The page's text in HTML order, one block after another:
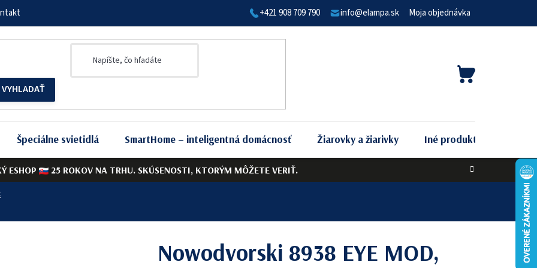
ESHOP 25 ROKOV NA TRHU. SKÚSENOSTI, KTORÝM MÔŽETE VERIŤ.
+421 908 709 790 info@elampa.sk Moja objednávka
NÁKUPNÝ
KOŠÍK
Špeciálne svietidlá SmartHome – inteligentná domácnosť Žiarovky a žiarivky Iné produkty
Nowodvorski 8938 EYE MOD,